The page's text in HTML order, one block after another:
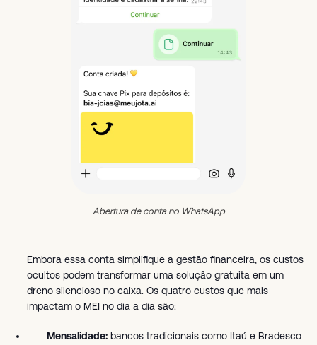
Abertura de conta no WhatsApp
Embora essa conta simplifique a gestão financeira, os custos
ocultos podem transformar uma solução gratuita em um
dreno silencioso no caixa. Os quatro custos que mais
impactam o MEI no dia a dia são:
Mensalidade: bancos tradicionais como Itaú e Bradesco